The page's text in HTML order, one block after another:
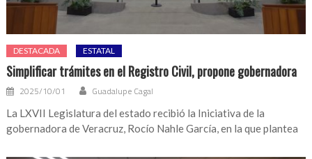
DESTACADA ESTATAL
Simplificar trámites en el Registro Civil, propone gobernadora
2025/10/01 Guadalupe Cagal
La LXVII Legislatura del estado recibió la Iniciativa de la
gobernadora de Veracruz, Rocío Nahle García, en la que plantea